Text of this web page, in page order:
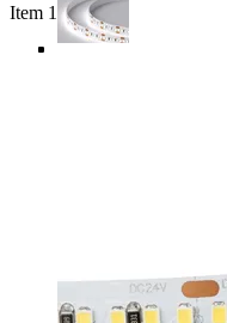
Item 1 of 5